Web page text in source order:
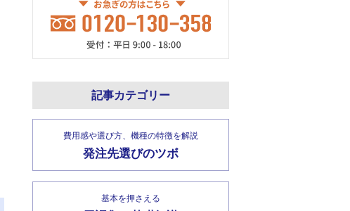
記事カテゴリー
費用感や選び方、機種の特徴を解説
発注先選びのツボ
基本を押さえる